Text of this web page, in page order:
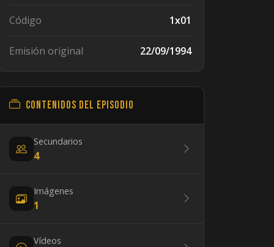
Código 1x01
Emisión original 22/09/1994
Contenidos del episodio
Secundarios
4
Imágenes
1
Vídeos